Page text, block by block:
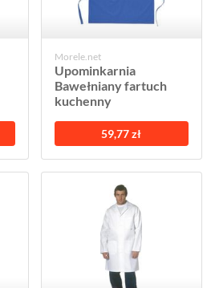
Morele.net
Upominkarnia
Bawełniany fartuch
kuchenny
59,77 zł